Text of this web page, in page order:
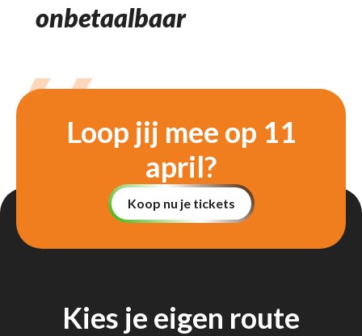
onbetaalbaar
“Loop jij mee op 11
april?
Koop nu je tickets
Kies je eigen route